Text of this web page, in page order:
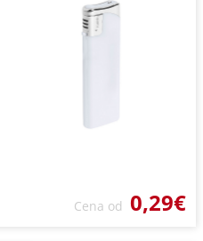
Cena od 0,29€